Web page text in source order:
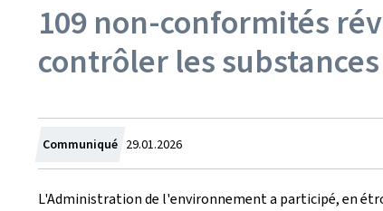
109 non-conformités
contrôler les
Communiqué Crée
le
29.01.2026
L'Administration de l'environnement a participé, en